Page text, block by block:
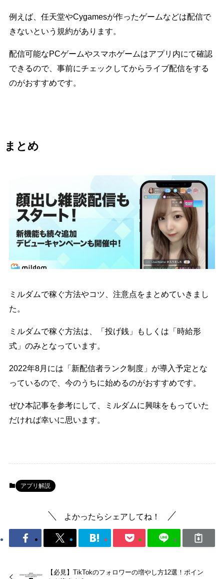
例えば、任天堂やCygamesが作ったゲームなどは配信で
きないという規約があります。
配信可能なPCゲームやスマホゲームはアプリ内にて確認
できるので、事前にチェックしてからライブ配信をする
のがおすすめです。
まとめ
ミルダムで稼ぐ方法やコツ、注意点をまとめていきまし
た。
ミルダムで稼ぐ方法は、「投げ銭」もしくは「時給形
式」のみとなっています。
2022年8月には「新配信者ランク制度」が導入予定とな
っているので、今のうちに始めるのがおすすめです。
ぜひ本記事を参考にして、ミルダムに興味をもっていた
だければ幸いに思います。
アプリ解説
よかったらシェアしてね！
【必見】TikTokのフォロワーの増やし方12選！ポイン